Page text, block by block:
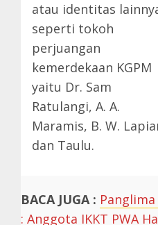
atau identitas
seperti tokoh
perjuangan
kemerdekaan KGPM
yaitu Dr. Sam
Ratulangi, A. A.
Maramis, B. W.
dan Taulu.
BACA JUGA :
: Anggota IKKT PWA